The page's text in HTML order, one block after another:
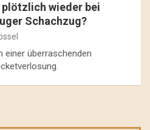
plötzlich wieder bei
Schachzug?
einer überraschenden